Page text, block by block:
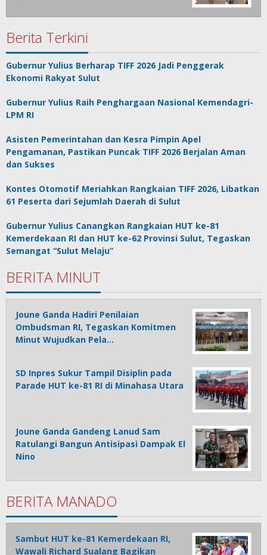
Berita Terkini
Gubernur Yulius Berharap TIFF 2026 Jadi Penggerak
Ekonomi Rakyat Sulut
Gubernur Yulius Raih Penghargaan Nasional Kemendagri-
LPM RI
Asisten Pemerintahan dan Kesra Pimpin Apel
Pengamanan, Pastikan Puncak TIFF 2026 Berjalan Aman
dan Sukses
Kontes Otomotif Meriahkan Rangkaian TIFF 2026, Libatkan
61 Peserta dari Sejumlah Daerah di Sulut
Gubernur Yulius Canangkan Rangkaian HUT ke-81
Kemerdekaan RI dan HUT ke-62 Provinsi Sulut, Tegaskan
Semangat “Sulut Melaju”
BERITA MINUT
Joune Ganda Hadiri Penilaian
Ombudsman RI, Tegaskan Komitmen
Minut Wujudkan Pela…
SD Inpres Sukur Tampil Disiplin pada
Parade HUT ke-81 RI di Minahasa Utara
Joune Ganda Gandeng Lanud Sam
Ratulangi Bangun Antisipasi Dampak El
Nino
BERITA MANADO
Sambut HUT ke-81 Kemerdekaan RI,
Wawali Richard Sualang Bagikan